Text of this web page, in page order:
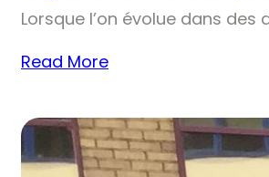
Lorsque l’on évolue dans
Read More